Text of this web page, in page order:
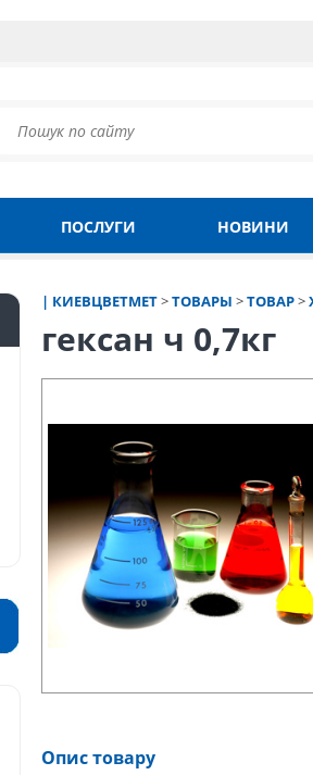
ПОСЛУГИ НОВИНИ
| КИЕВЦВЕТМЕТ>ТОВАРЫ >ТОВАР>
гексан ч 0,7кг
Опис товару